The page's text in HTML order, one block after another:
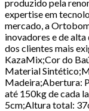
produzido pela
expertise em
mercado, a
inovadores e de alta
dos clientes mais
KazaMix;Cor do
Material
Madeira;Abertura:
até 150kg de cada
5cm;Altura total: